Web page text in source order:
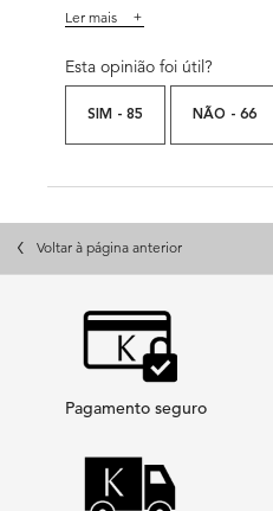
Ler mais
Esta opinião foi útil?
SIM - 85 NÃO - 66
Voltar à página anterior
Pagamento seguro